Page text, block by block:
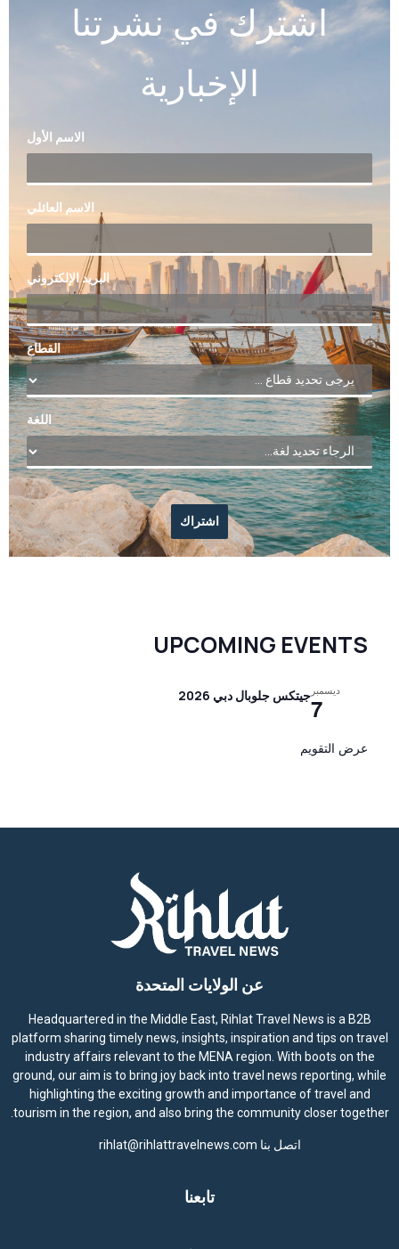
اشترك في نشرتنا
الإخبارية
الاسم الأول
الاسم العائلي
البريد الإلكتروني
القطاع
اللغة
UPCOMING EVENTS
ديسمبر
7جيتكس جلوبال دبي 2026
عرض التقويم
عن الولايات المتحدة
Headquartered in the Middle East, Rihlat Travel News is a B2B
platform sharing timely news, insights, inspiration and tips on travel
industry affairs relevant to the MENA region. With boots on the
ground, our aim is to bring joy back into travel news reporting, while
highlighting the exciting growth and importance of travel and
tourism in the region, and also bring the community closer together.
اتصل بنا rihlat@rihlattravelnews.com
تابعنا